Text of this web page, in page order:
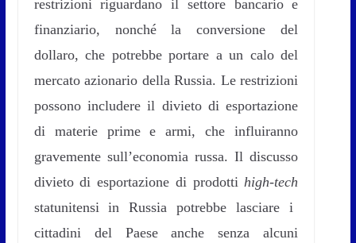
restrizioni riguardano il settore bancario e
finanziario, nonché la conversione del
dollaro, che potrebbe portare a un calo del
mercato azionario della Russia. Le restrizioni
possono includere il divieto di esportazione
di materie prime e armi, che influiranno
gravemente sull’economia russa. Il discusso
divieto di esportazione di prodottihigh-tech
statunitensi in Russia potrebbe lasciare i
cittadini del Paese anche senza alcuni